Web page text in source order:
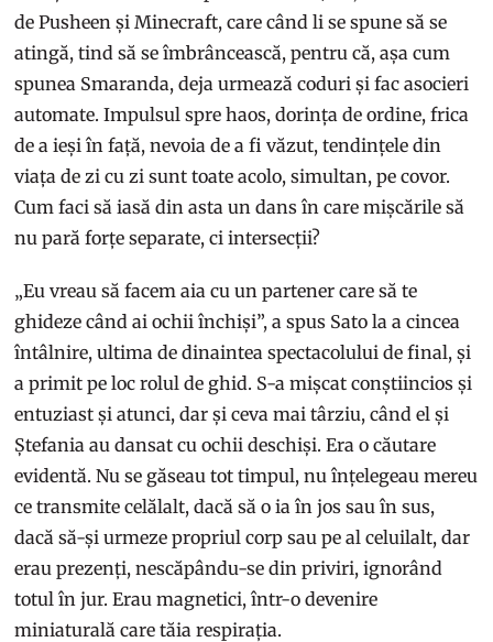
de Pusheen și Minecraft, care când li se spune să se
atingă, tind să se îmbrâncească, pentru că, așa cum
spunea Smaranda, deja urmează coduri și fac asocieri
automate. Impulsul spre haos, dorința de ordine, frica
de a ieși în față, nevoia de a fi văzut, tendințele din
viața de zi cu zi sunt toate acolo, simultan, pe covor.
Cum faci să iasă din asta un dans în care mișcările să
nu pară forțe separate, ci intersecții?
„Eu vreau să facem aia cu un partener care să te
ghideze când ai ochii închiși”, a spus Sato la a cincea
întâlnire, ultima de dinaintea spectacolului de final, și
a primit pe loc rolul de ghid. S-a mișcat conștiincios și
entuziast și atunci, dar și ceva mai târziu, când el și
Ștefania au dansat cu ochii deschiși. Era o căutare
evidentă. Nu se găseau tot timpul, nu înțelegeau mereu
ce transmite celălalt, dacă să o ia în jos sau în sus,
dacă să-și urmeze propriul corp sau pe al celuilalt, dar
erau prezenți, nescăpându-se din priviri, ignorând
totul în jur. Erau magnetici, într-o devenire
miniaturală care tăia respirația.